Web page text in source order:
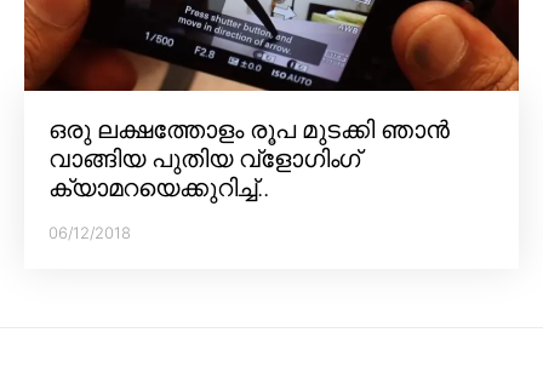
ഒരു ലക്ഷത്തോളം രൂപ മുടക്കി ഞാൻ
വാങ്ങിയ പുതിയ വ്‌ളോഗിംഗ്
ക്യാമറയെക്കുറിച്ച്..
06/12/2018